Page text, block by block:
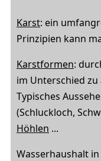
Karst: ein
Prinzipien kann
Karstformen:
im Unterschied
Typisches
(Schluckloch,
Höhlen ...
Wasserhaushalt